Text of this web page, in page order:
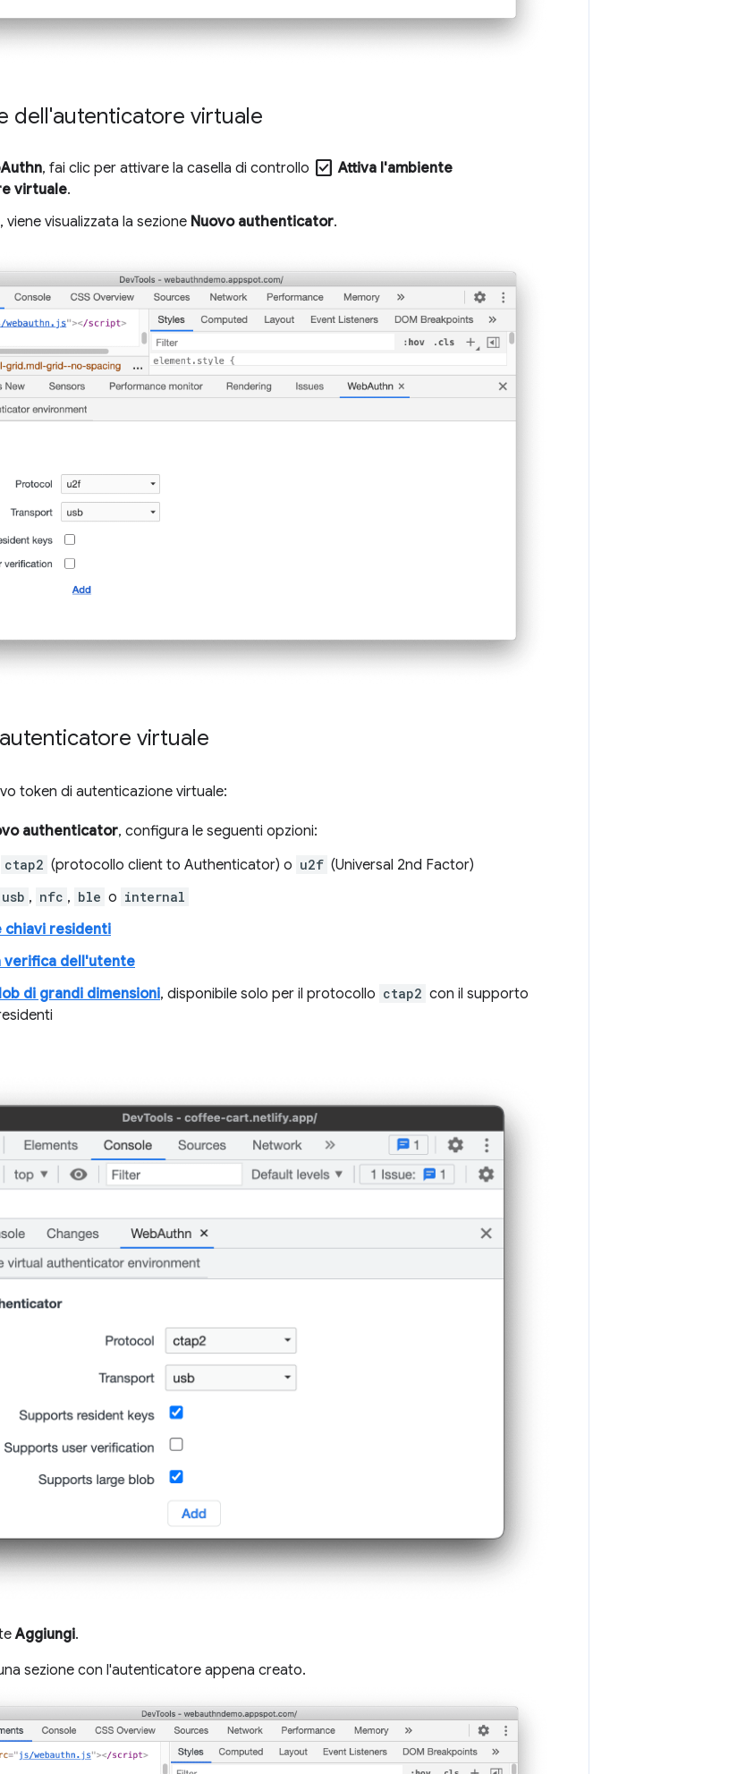
dell'autenticatore virtuale
, fai clic per attivare la casella di controllo check_box Attiva l'ambiente
virtuale.
visualizzata la sezione Nuovo authenticator.
virtuale
token di autenticazione virtuale:
authenticator, configura le seguenti opzioni:
ctap2 (protocollo client to Authenticator) o u2f (Universal 2nd Factor)
usb , nfc , ble o internal
chiavi residenti
verifica dell'utente
di grandi dimensioni, disponibile solo per il protocollo ctap2 con il supporto
Aggiungi.
sezione con l'autenticatore appena creato.